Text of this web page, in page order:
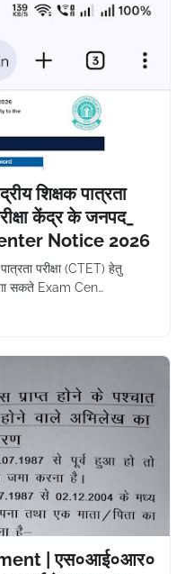
शिक्षक पात्रता
केंद्र के जनपद_
Notice 2026
परीक्षा (CTET) हेतु
सकते Exam Cen…
| एस०आई०आर०